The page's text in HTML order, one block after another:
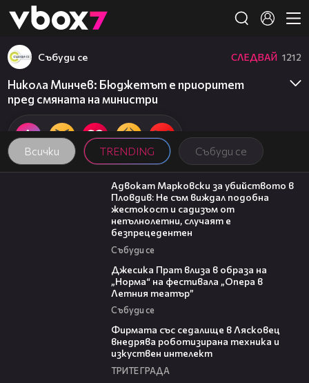
👾
Всички TRENDING Събуди се
Събуди се СЛЕДВАЙ 1212
Никола Минчев: Бюджетът е приоритет
пред смяната на министри
11:09
Адвокат Марковски за убийството в
Пловдив: Не съм виждал подобна
жестокост и садизъм от
непълнолетни, случаят е
безпрецедентен
Събуди се
Джесика Прат влиза в образа на
„Норма“ на фестивала „Опера в
Летния театър”
Събуди се
Фирмата със седалище в Лясковец
внедрява роботизирана техника и
изкуствен интелект
ТРИТЕ ГРАДА